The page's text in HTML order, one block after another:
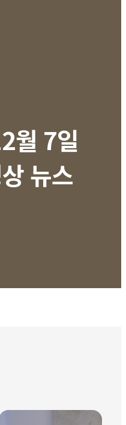
월 7일
뉴스